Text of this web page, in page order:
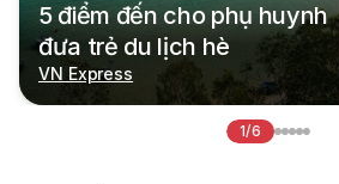
5 điểm đến cho phụ huynh
đưa trẻ du lịch hè
VN Express
1/6